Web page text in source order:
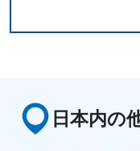
日本内の